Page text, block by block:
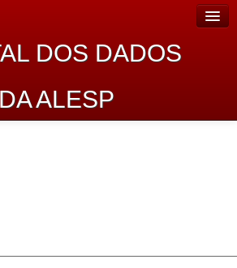
DOS DADOS
ALESP
Abertos